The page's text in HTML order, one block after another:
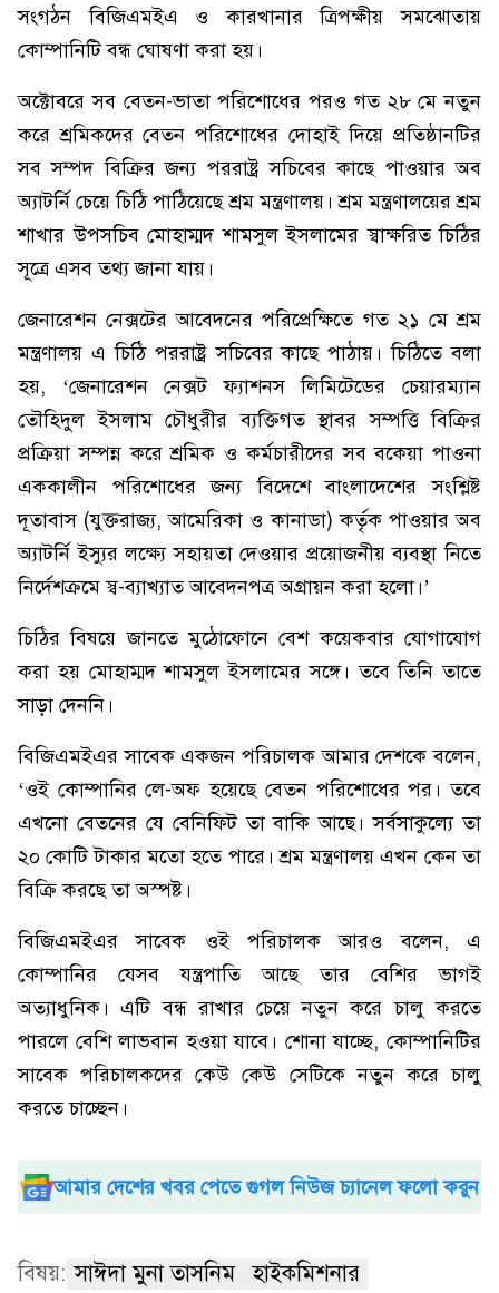
সংগঠন বিজিএমইএ ও কারখানার ত্রিপক্ষীয় সমঝোতায়
কোম্পানিটি বন্ধ ঘোষণা করা হয়।
অক্টোবরে সব বেতন-ভাতা পরিশোধের পরও গত ২৮ মে নতুন
করে শ্রমিকদের বেতন পরিশোধের দোহাই দিয়ে প্রতিষ্ঠানটির
সব সম্পদ বিক্রির জন্য পররাষ্ট্র সচিবের কাছে পাওয়ার অব
অ্যাটর্নি চেয়ে চিঠি পাঠিয়েছে শ্রম মন্ত্রণালয়। শ্রম মন্ত্রণালয়ের শ্রম
শাখার উপসচিব মোহাম্মদ শামসুল ইসলামের স্বাক্ষরিত চিঠির
সূত্রে এসব তথ্য জানা যায়।
জেনারেশন নেক্সটের আবেদনের পরিপ্রেক্ষিতে গত ২১ মে শ্রম
মন্ত্রণালয় এ চিঠি পররাষ্ট্র সচিবের কাছে পাঠায়। চিঠিতে বলা
হয়, ‘জেনারেশন নেক্সট ফ্যাশনস লিমিটেডের চেয়ারম্যান
তৌহিদুল ইসলাম চৌধুরীর ব্যক্তিগত স্থাবর সম্পত্তি বিক্রির
প্রক্রিয়া সম্পন্ন করে শ্রমিক ও কর্মচারীদের সব বকেয়া পাওনা
এককালীন পরিশোধের জন্য বিদেশে বাংলাদেশের সংশ্লিষ্ট
দূতাবাস (যুক্তরাজ্য, আমেরিকা ও কানাডা) কর্তৃক পাওয়ার অব
অ্যাটর্নি ইস্যুর লক্ষ্যে সহায়তা দেওয়ার প্রয়োজনীয় ব্যবস্থা নিতে
নির্দেশক্রমে স্ব-ব্যাখ্যাত আবেদনপত্র অগ্রায়ন করা হলো।’
চিঠির বিষয়ে জানতে মুঠোফোনে বেশ কয়েকবার যোগাযোগ
করা হয় মোহাম্মদ শামসুল ইসলামের সঙ্গে। তবে তিনি তাতে
সাড়া দেননি।
বিজিএমইএর সাবেক একজন পরিচালক আমার দেশকে বলেন,
‘ওই কোম্পানির লে-অফ হয়েছে বেতন পরিশোধের পর। তবে
এখনো বেতনের যে বেনিফিট তা বাকি আছে। সর্বসাকুল্যে তা
২০ কোটি টাকার মতো হতে পারে। শ্রম মন্ত্রণালয় এখন কেন তা
বিক্রি করছে তা অস্পষ্ট।
বিজিএমইএর সাবেক ওই পরিচালক আরও বলেন, এ
কোম্পানির যেসব যন্ত্রপাতি আছে তার বেশির ভাগই
অত্যাধুনিক। এটি বন্ধ রাখার চেয়ে নতুন করে চালু করতে
পারলে বেশি লাভবান হওয়া যাবে। শোনা যাচ্ছে, কোম্পানিটির
সাবেক পরিচালকদের কেউ কেউ সেটিকে নতুন করে চালু
করতে চাচ্ছেন।
আমার দেশের খবর পেতে গুগল নিউজ চ্যানেল ফলো করুন
বিষয়: সাঈদা মুনা তাসনিম হাইকমিশনার